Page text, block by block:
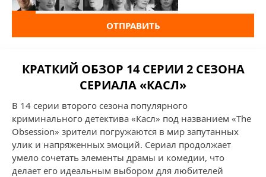
ОТПРАВИТЬ
КРАТКИЙ ОБЗОР 14 СЕРИИ 2 СЕЗОНА
СЕРИАЛА «КАСЛ»
В 14 серии второго сезона популярного
криминального детектива «Касл» под названием «The
Obsession» зрители погружаются в мир запутанных
улик и напряженных эмоций. Сериал продолжает
умело сочетать элементы драмы и комедии, что
делает его идеальным выбором для любителей